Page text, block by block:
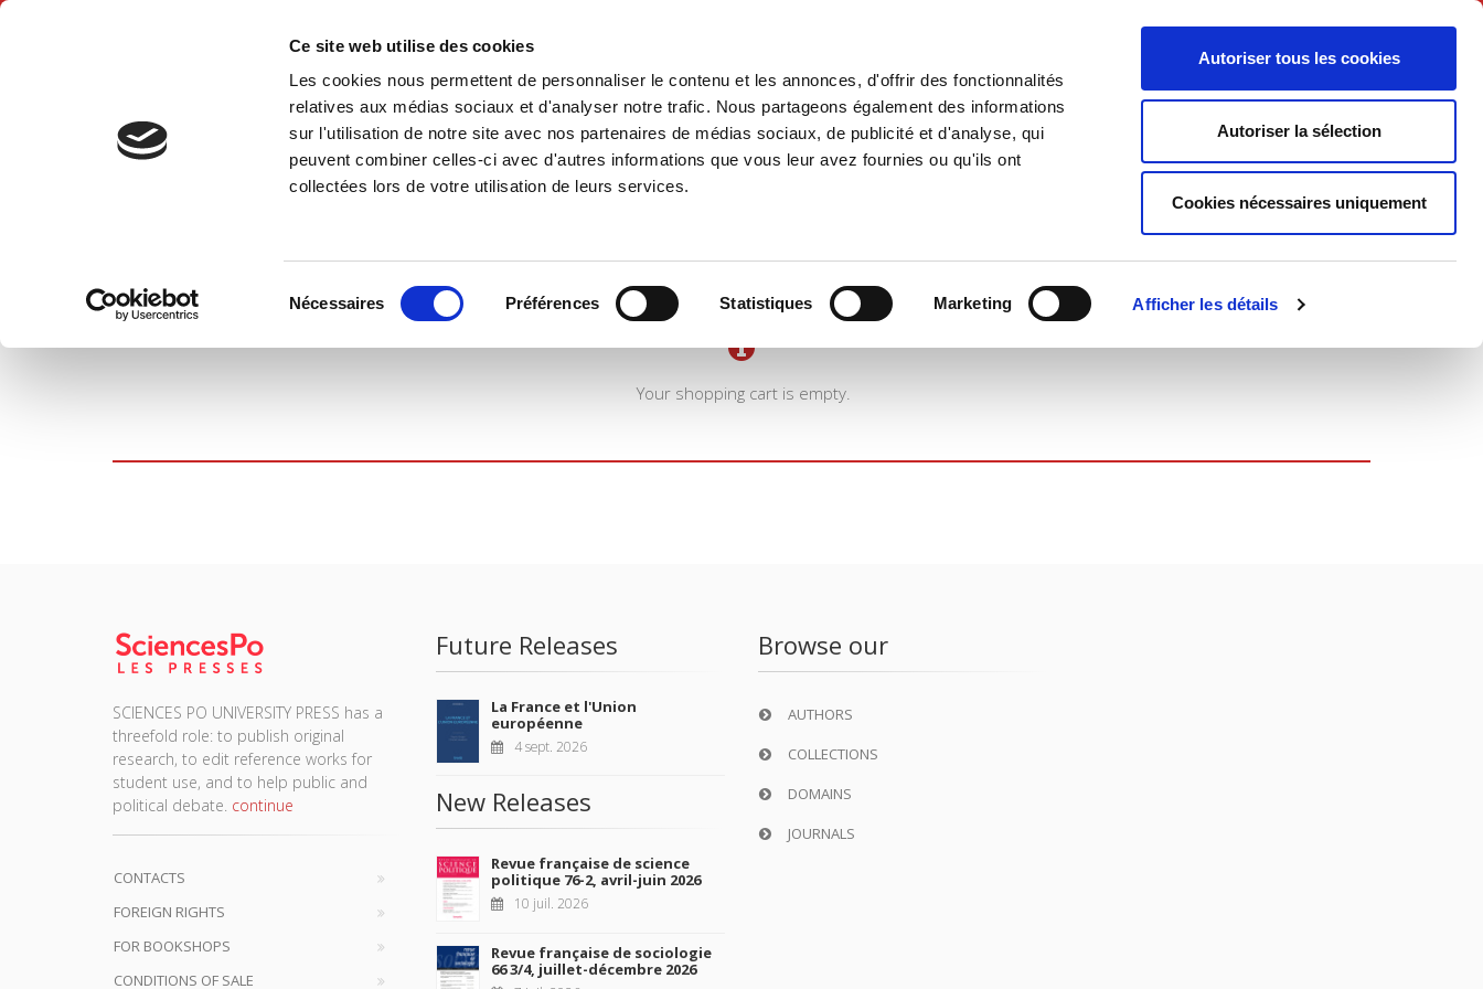
Ce site web utilise des cookies
Les cookies nous permettent de personnaliser le contenu et les annonces, d'offrir des fonctionnalités
relatives aux médias sociaux et d'analyser notre trafic. Nous partageons également des informations
sur l'utilisation de notre site avec nos partenaires de médias sociaux, de publicité et d'analyse, qui
peuvent combiner celles-ci avec d'autres informations que vous leur avez fournies ou qu'ils ont
collectées lors de votre utilisation de leurs services.
Nécessaires Préférences Statistiques Marketing Afficher les détails
Autoriser tous les cookies
Autoriser la sélection
Cookies nécessaires uniquement
English
Home Environment History International Politics
Your shopping cart is empty.
SCIENCES PO UNIVERSITY PRESS has a
threefold role: to publish original
research, to edit reference works for
student use, and to help public and
political debate. continue
CONTACTS
FOREIGN RIGHTS
FOR BOOKSHOPS
CONDITIONS OF SALE
Future Releases
La France et l'Union
européenne
4 sept. 2026
New Releases
Revue française de science
politique 76-2, avril-juin 2026
10 juil. 2026
Revue française de sociologie
66 3/4, juillet-décembre 2026
Browse our
AUTHORS
COLLECTIONS
DOMAINS
JOURNALS